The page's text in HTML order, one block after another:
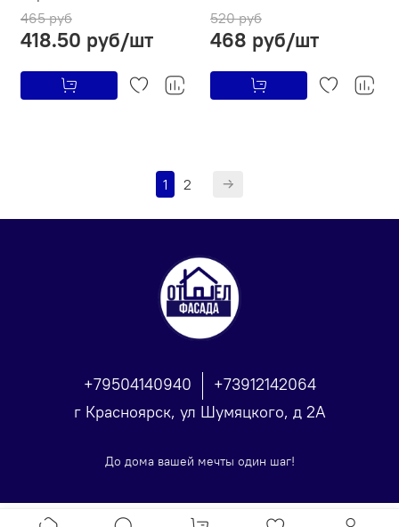
465 руб
418.50 руб/шт
520 руб
468 руб/шт
1 2
+79504140940
+73912142064
г Красноярск, ул Шумяцкого, д 2А
До дома вашей мечты один шаг!